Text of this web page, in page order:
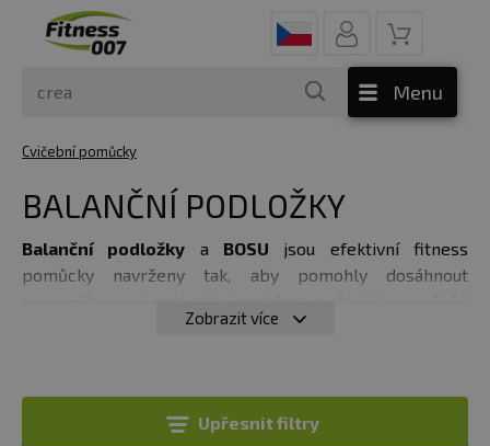
Menu
Cvičební pomůcky
BALANČNÍ PODLOŽKY
Balanční podložky a BOSU jsou efektivní fitness
pomůcky navrženy tak, aby pomohly dosáhnout
a komplexněji než jakékoliv jiné tréninkové zařízení.
Zobrazit více
Upřesnit filtry